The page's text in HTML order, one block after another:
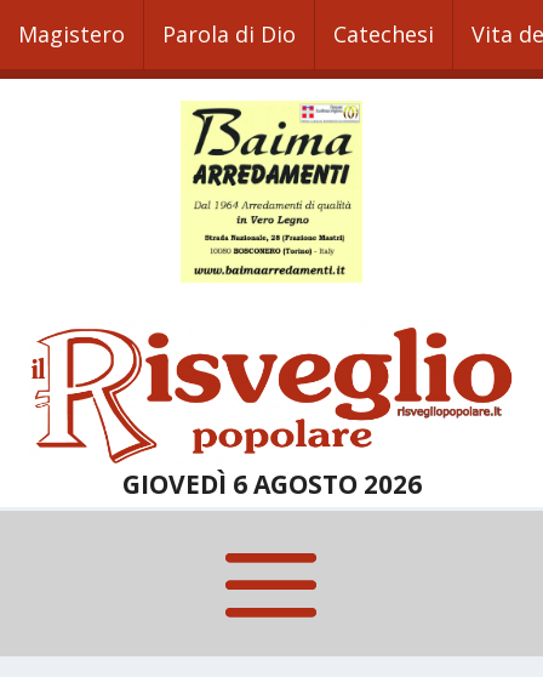
Magistero Parola di Dio Catechesi Vita
GIOVEDÌ 6 AGOSTO 2026